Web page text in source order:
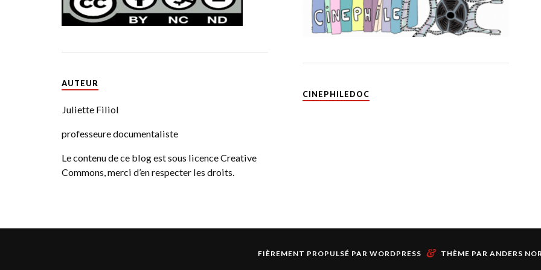
AUTEUR
Juliette Filiol
professeure documentaliste
Le contenu de ce blog est sous licence Creative
Commons, merci d’en respecter les droits.
CINEPHILEDOC
FIÈREMENT PROPULSÉ PAR WORDPRESS & THÈME PAR ANDERS